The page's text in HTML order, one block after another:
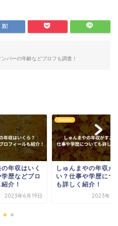
バーの年齢などプロフも調査！
年収はいく
歴などプロ
介！
2023年6月19日
Youtuber
しゅんまやの年収が
い？仕事や学歴につ
も詳しく紹介！
2023年6